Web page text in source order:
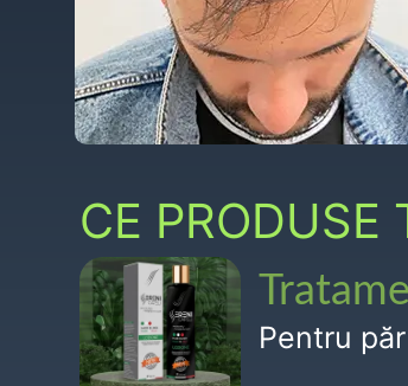
CE PRODUSE
Pentru